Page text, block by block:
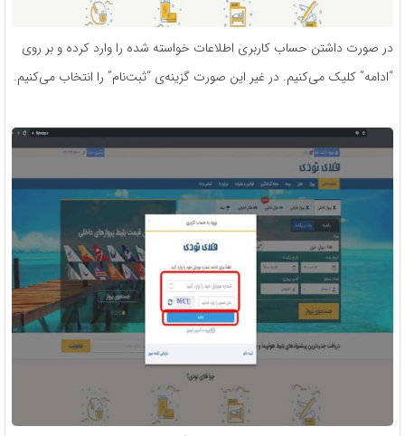
در صورت داشتن حساب کاربری اطلاعات خواسته شده را وارد کرده و بر روی
“ادامه” کلیک می‌کنیم. در غیر این صورت گزینه‌ی “ثبت‌نام” را انتخاب می‌کنیم.